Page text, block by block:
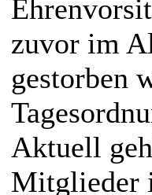
zuvor im
gestorben
Aktuell
Mitglieder